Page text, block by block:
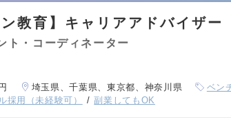
ン教育】キャリアアドバイザ
ト・コーディネーター
埼玉県、千葉県、東京都、神奈川県 ベン
採用（未経験可） 副業してもOK